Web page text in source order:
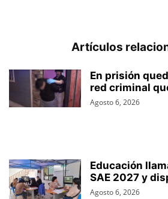
Artículos
En prisión
red criminal
Agosto 6, 2026
Educación
SAE 2027 y
Agosto 6, 2026